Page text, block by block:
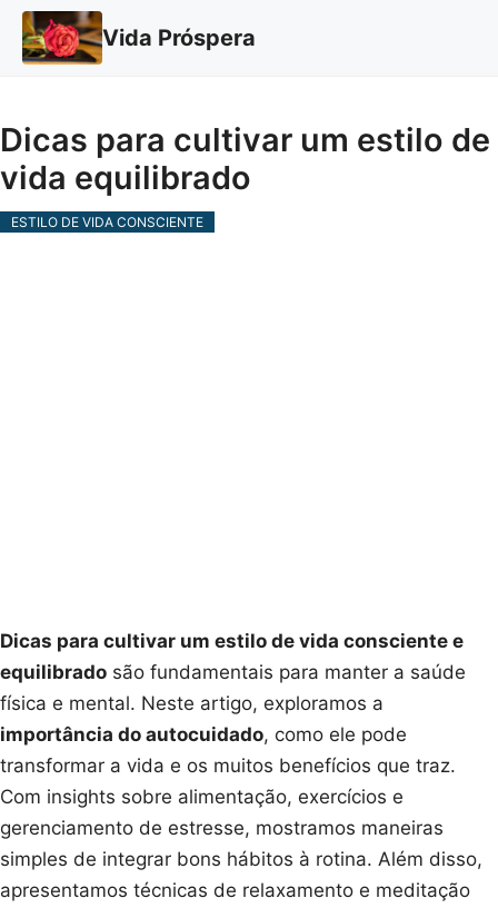
Vida Próspera
Dicas para cultivar um estilo de
vida equilibrado
ESTILO DE VIDA CONSCIENTE
Dicas para cultivar um estilo de vida consciente e
equilibrado são fundamentais para manter a saúde
física e mental. Neste artigo, exploramos a
importância do autocuidado, como ele pode
transformar a vida e os muitos benefícios que traz.
Com insights sobre alimentação, exercícios e
gerenciamento de estresse, mostramos maneiras
simples de integrar bons hábitos à rotina. Além disso,
apresentamos técnicas de relaxamento e meditação